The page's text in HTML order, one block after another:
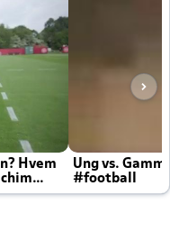
Hvem
Ung vs.
#football